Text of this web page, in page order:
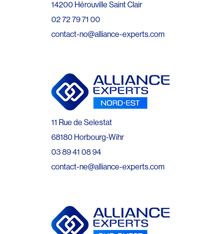
14200 Hérouville Saint Clair
02 72 79 71 00
contact-no@alliance-experts.com
11 Rue de Selestat
68180 Horbourg-Wihr
03 89 41 08 94
contact-ne@alliance-experts.com